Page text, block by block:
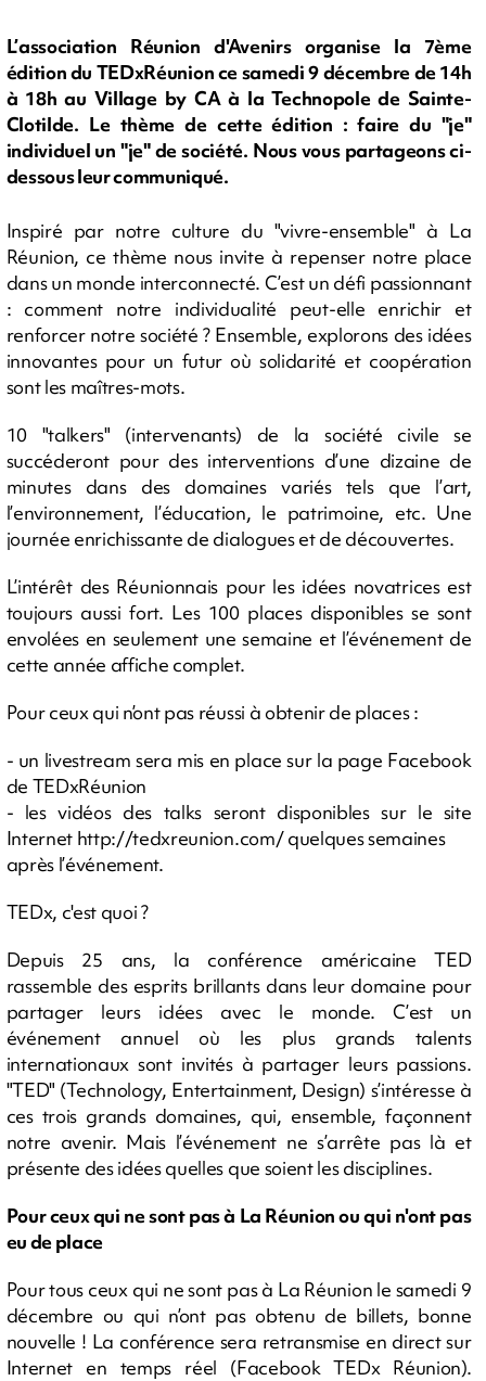
L’association Réunion d'Avenirs organise la 7ème
édition du TEDxRéunion ce samedi 9 décembre de 14h
à 18h au Village by CA à la Technopole de Sainte-
Clotilde. Le thème de cette édition : faire du "je"
individuel un "je" de société. Nous vous partageons ci-
dessous leur communiqué.
Inspiré par notre culture du "vivre-ensemble" à La
Réunion, ce thème nous invite à repenser notre place
dans un monde interconnecté. C’est un défi passionnant
: comment notre individualité peut-elle enrichir et
renforcer notre société ? Ensemble, explorons des idées
innovantes pour un futur où solidarité et coopération
sont les maîtres-mots.
10 "talkers" (intervenants) de la société civile se
succéderont pour des interventions d’une dizaine de
minutes dans des domaines variés tels que l’art,
l’environnement, l’éducation, le patrimoine, etc. Une
journée enrichissante de dialogues et de découvertes.
L’intérêt des Réunionnais pour les idées novatrices est
toujours aussi fort. Les 100 places disponibles se sont
envolées en seulement une semaine et l’événement de
cette année affiche complet.
Pour ceux qui n’ont pas réussi à obtenir de places :
- un livestream sera mis en place sur la page Facebook
de TEDxRéunion
- les vidéos des talks seront disponibles sur le site
Internet http://tedxreunion.com/ quelques semaines
après l’événement.
TEDx, c'est quoi ?
Depuis 25 ans, la conférence américaine TED
rassemble des esprits brillants dans leur domaine pour
partager leurs idées avec le monde. C’est un
événement annuel où les plus grands talents
internationaux sont invités à partager leurs passions.
"TED" (Technology, Entertainment, Design) s’intéresse à
ces trois grands domaines, qui, ensemble, façonnent
notre avenir. Mais l’événement ne s’arrête pas là et
présente des idées quelles que soient les disciplines.
Pour ceux qui ne sont pas à La Réunion ou qui n'ont pas
eu de place
Pour tous ceux qui ne sont pas à La Réunion le samedi 9
décembre ou qui n’ont pas obtenu de billets, bonne
nouvelle ! La conférence sera retransmise en direct sur
Internet en temps réel (Facebook TEDx Réunion).